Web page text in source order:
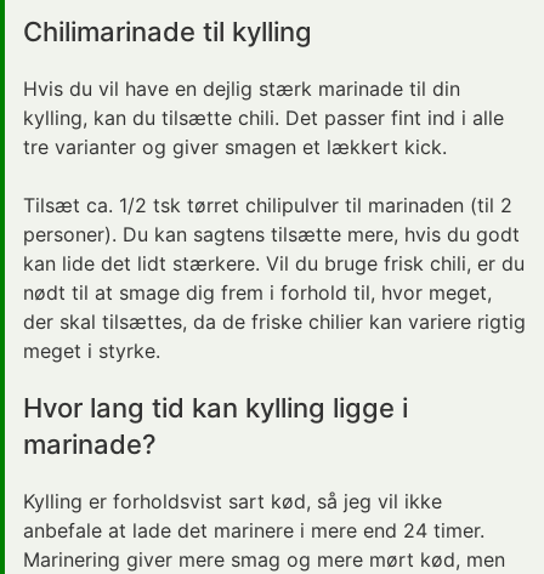
Chilimarinade til kylling
Hvis du vil have en dejlig stærk marinade til din
kylling, kan du tilsætte chili. Det passer fint ind i alle
tre varianter og giver smagen et lækkert kick.
Tilsæt ca. 1/2 tsk tørret chilipulver til marinaden (til 2
personer). Du kan sagtens tilsætte mere, hvis du godt
kan lide det lidt stærkere. Vil du bruge frisk chili, er du
nødt til at smage dig frem i forhold til, hvor meget,
der skal tilsættes, da de friske chilier kan variere rigtig
meget i styrke.
Hvor lang tid kan kylling ligge i
marinade?
Kylling er forholdsvist sart kød, så jeg vil ikke
anbefale at lade det marinere i mere end 24 timer.
Marinering giver mere smag og mere mørt kød, men